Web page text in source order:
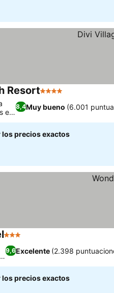
Resort4 Estrellas
8,4Muy bueno (6.001
en
los precios exactos
3 Estrellas
9,6Excelente (2.398
los precios exactos